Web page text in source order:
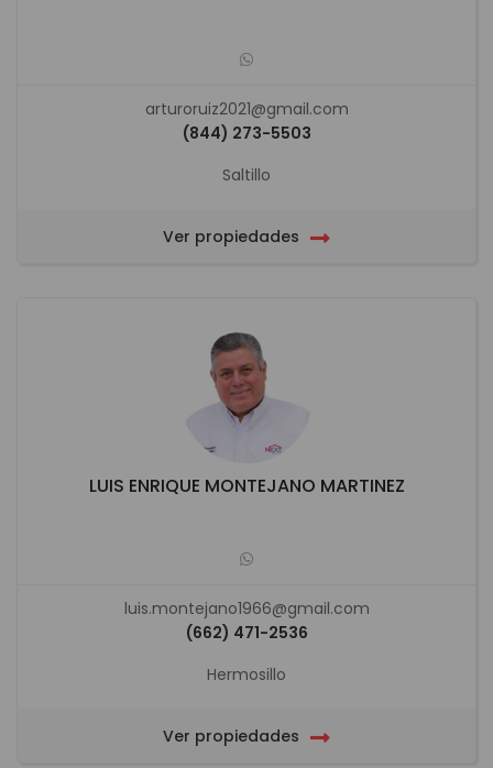
arturoruiz2021@gmail.com
(844) 273-5503
Saltillo
Ver propiedades
LUIS ENRIQUE MONTEJANO MARTINEZ
luis.montejano1966@gmail.com
(662) 471-2536
Hermosillo
Ver propiedades